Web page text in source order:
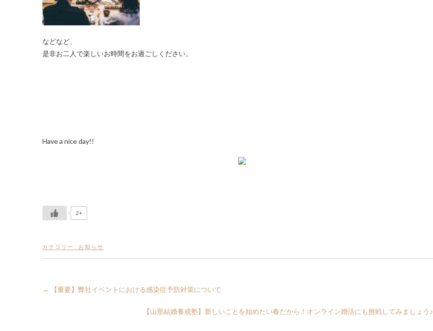
などなど、
是非お二人で楽しいお時間をお過ごしください。
Have a nice day!!
2+
カテゴリー: お知らせ
← 【重要】弊社イベントにおける感染症予防対策について
【山形結婚養成塾】新しいことを始めたい春だから！オンライン婚活にも挑戦してみましょう♪